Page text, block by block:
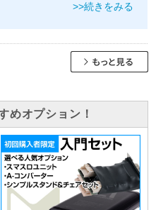
>>続きをみる
めオプション！